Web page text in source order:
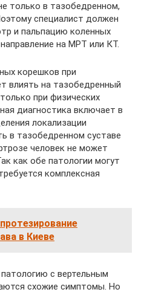
только в тазобедренном,
специалист должен
и пальпацию коленных
на МРТ или КТ.
корешков при
влиять на тазобедренный
при физических
диагностика включает в
локализации
в тазобедренном суставе
человек не может
как обе патологии могут
комплексная
в Киеве
с вертельным
схожие симптомы. Но